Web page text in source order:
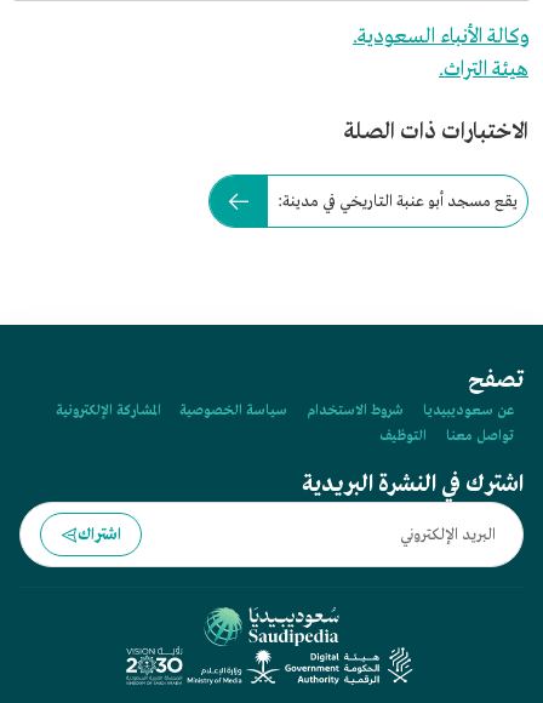
وكالة الأنباء السعودية.
هيئة التراث.
الاختبارات ذات الصلة
يقع مسجد أبو عنبة التاريخي في مدينة:
تصفح
عن سعوديبيديا شروط الاستخدام سياسة الخصوصية
المشاركة الإلكترونية
تواصل معنا
التوظيف
اشترك في النشرة البريدية
اشتراك